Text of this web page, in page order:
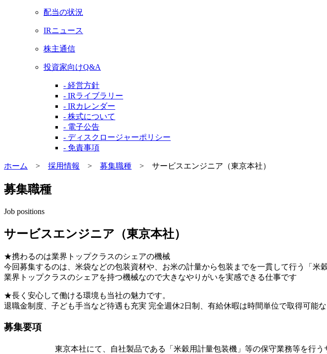
配当の状況
IRニュース
株主通信
投資家向けQ&A
- 経営方針
- IRライブラリー
- IRカレンダー
- 株式について
- 電子公告
- ディスクロージャーポリシー
- 免責事項
ホーム > 採用情報 > 募集職種 > サービスエンジニア（東京本社）
募集職種
Job positions
サービスエンジニア（東京本社）
★携わるのは業界トップクラスのシェアの機械
今回募集するのは、米袋などの包装資材や、お米の計量から包装までを一貫して行う「米
業界トップクラスのシェアを持つ機械なので大きなやりがいを実感できる仕事です
★長く安心して働ける環境も当社の魅力です。
退職金制度、子ども手当など待遇も充実 完全週休2日制、有給休暇は時間単位で取得可能
募集要項
東京本社にて、自社製品である「米穀用計量包装機」等の保守業務等を行